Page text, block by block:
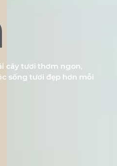
cây tươi thơm ngon,
sống tươi đẹp hơn mỗi